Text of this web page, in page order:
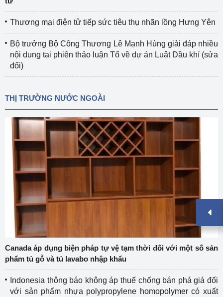
Thương mại điện tử tiếp sức tiêu thụ nhãn lồng Hưng Yên
Bộ trưởng Bộ Công Thương Lê Mạnh Hùng giải đáp nhiều
nội dung tại phiên thảo luận Tổ về dự án Luật Dầu khí (sửa
đổi)
THỊ TRƯỜNG NƯỚC NGOÀI
Canada áp dụng biện pháp tự vệ tạm thời đối với một số sản
phẩm tủ gỗ và tủ lavabo nhập khẩu
Indonesia thông báo không áp thuế chống bán phá giá đối
với sản phẩm nhựa polypropylene homopolymer có xuất